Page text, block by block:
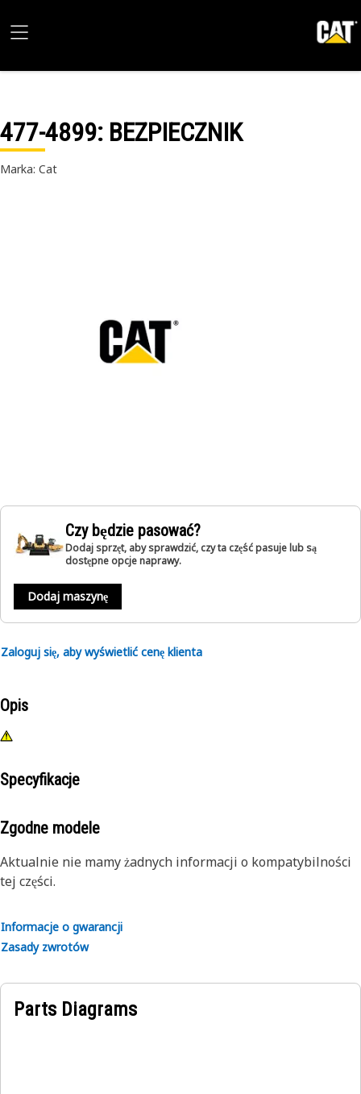
477-4899: BEZPIECZNIK
Marka: Cat
Czy będzie pasować?
Dodaj sprzęt, aby sprawdzić, czy ta część pasuje lub są
dostępne opcje naprawy.
Dodaj maszynę
Zaloguj się, aby wyświetlić cenę klienta
Opis
Specyfikacje
Zgodne modele
Aktualnie nie mamy żadnych informacji o kompatybilności
tej części.
Informacje o gwarancji
Zasady zwrotów
Parts Diagrams